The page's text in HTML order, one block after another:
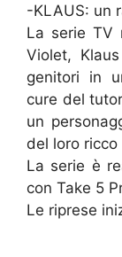
-KLAUS: un
La serie TV
Violet,
genitori in
cure del
un
del loro
La serie è
con Take 5
Le riprese